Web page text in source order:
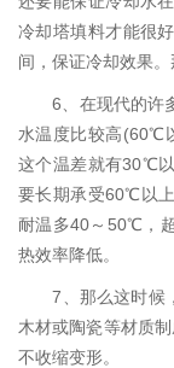
冷却塔填料才能很
间，保证冷却效果
6、在现代的许多
水温度比较高(60℃
这个温差就有30℃
要长期承受60℃以
耐温多40～50℃，
热效率降低。
7、那么这时候，
木材或陶瓷等材质
不收缩变形。